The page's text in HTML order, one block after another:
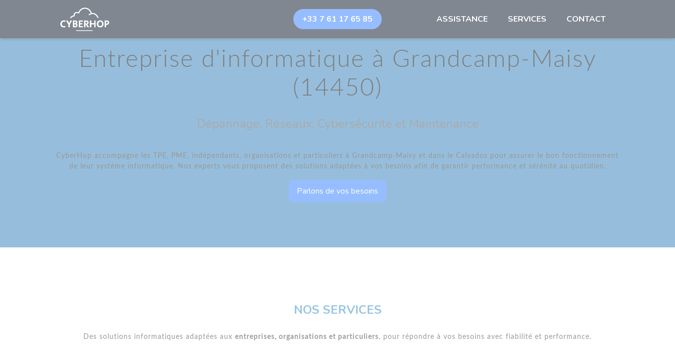
Panneau de gestion des cookies
+33 7 61 17 65 85 ASSISTANCE SERVICES CONTACT
Entreprise d'informatique à Grandcamp-Maisy
(14450)
Dépannage, Réseaux, Cybersécurité et Maintenance
CyberHop accompagne les TPE, PME, indépendants, organisations et particuliers à Grandcamp-Maisy et dans le Calvados pour assurer le bon fonctionnement
de leur système informatique. Nos experts vous proposent des solutions adaptées à vos besoins afin de garantir performance et sérénité au quotidien.
Parlons de vos besoins
NOS SERVICES
Des solutions informatiques adaptées aux entreprises, organisations et particuliers, pour répondre à vos besoins avec fiabilité et performance.